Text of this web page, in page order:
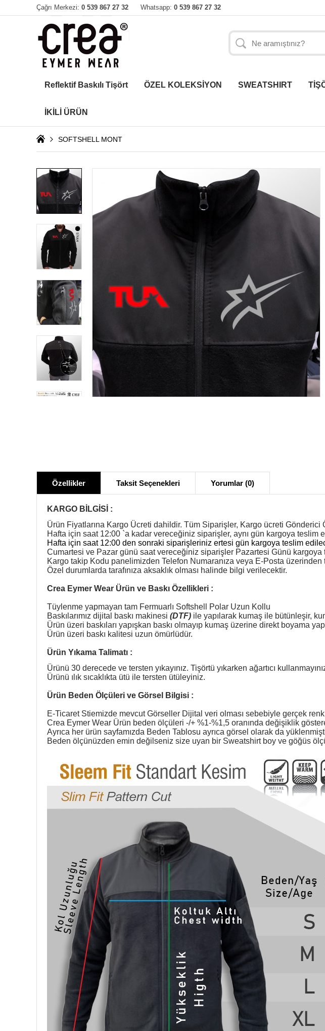
Çağrı Merkezi: 0 539 867 27 32 Whatsapp: 0 539 867 27 32
Reflektif Baskılı Tişört ÖZEL KOLEKSİYON SWEATSHIRT
İKİLİ ÜRÜN
SOFTSHELL MONT
Özellikler Taksit Seçenekleri Yorumlar (0)
KARGO BİLGİSİ :
Ürün Fiyatlarına Kargo Ücreti dahildir. Tüm Siparişler, Kargo ücreti Gönderici
Hafta için saat 12:00 `a kadar vereceğiniz siparişler, aynı gün kargoya teslim
Hafta için saat 12:00 den sonraki siparişleriniz ertesi gün kargoya teslim
Cumartesi ve Pazar günü saat vereceğiniz siparişler Pazartesi Günü kargoya
Kargo takip Kodu panelimizden Telefon Numaranıza veya E-Posta üzerinden
Özel durumlarda tarafınıza aksaklık olması halinde bilgi verilecektir.
Crea Eymer Wear Ürün ve Baskı Özellikleri :
Tüylenme yapmayan tam Fermuarlı Softshell Polar Uzun Kollu
Baskılarımız dijital baskı makinesi (DTF) ile yapılarak kumaş ile bütünleşir,
Ürün üzeri baskıları yapışkan baskı olmayıp kumaş üzerine direkt boyama
Ürün üzeri baskı kalitesi uzun ömürlüdür.
Ürün Yıkama Talimatı :
Ürünü 30 derecede ve tersten yıkayınız. Tişörtü yıkarken ağartıcı
Ürünü ılık sıcaklıkta ütü ile tersten ütüleyiniz.
Ürün Beden Ölçüleri ve Görsel Bilgisi :
E-Ticaret Stiemizde mevcut Görseller Dijital veri olması sebebiyle gerçek renk
Crea Eymer Wear Ürün beden ölçüleri -/+ %1-%1,5 oranında değişiklik
Ayrıca her ürün sayfamızda Beden Tablosu ayrıca görsel olarak da
Beden ölçünüzden emin değilseniz size uyan bir Sweatshirt boy ve göğüs